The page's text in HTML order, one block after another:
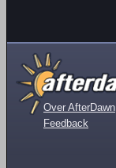
Over AfterDawn
Feedback